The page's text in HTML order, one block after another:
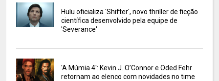
Hulu oficializa 'Shifter', novo thriller de ficção
científica desenvolvido pela equipe de
'Severance'
'A Múmia 4': Kevin J. O’Connor e Oded Fehr
retornam ao elenco com novidades no time